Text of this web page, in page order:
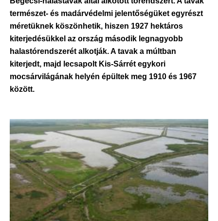
természet- és madárvédelmi jelentőségüket egyrészt
méretüknek köszönhetik, hiszen 1927 hektáros
kiterjedésükkel az ország második legnagyobb
halastórendszerét alkotják. A tavak a múltban
kiterjedt, majd lecsapolt Kis-Sárrét egykori
mocsárvilágának helyén épültek meg 1910 és 1967
között.